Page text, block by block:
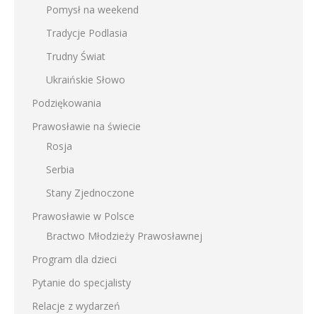
Pomysł na weekend
Tradycje Podlasia
Trudny Świat
Ukraińskie Słowo
Podziękowania
Prawosławie na świecie
Rosja
Serbia
Stany Zjednoczone
Prawosławie w Polsce
Bractwo Młodzieży Prawosławnej
Program dla dzieci
Pytanie do specjalisty
Relacje z wydarzeń